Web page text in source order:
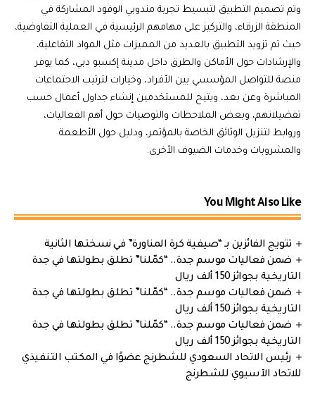
وتم تصميم التطبيق لتبسيط تجربة مندوبي الوفود المشاركة في
المنطقة الزرقاء، والتركيز على مهامهم الرئيسية في العملية التفاوضية،
حيث تم تزويد التطبيق بالعديد من المميزات مثل المواد التفاعلية،
والإرشادات حول الأماكن والطرق داخل مدينة إكسبو دبي، كما يوفر
منصة للتواصل المؤسسي بين الأفراد، وخيارات لترتيب الاجتماعات
المباشرة وعن بعد، ويتيح للمستخدمين إنشاء جداول أعمال حسب
تفضيلاتهم، وبعض الملاحظات والتوصيات حول أهم الفعاليات،
وروابط لتنزيل الوثائق الخاصة بالمؤتمر، ودليل حول الأطعمة
والمشروبات وخدمات الضيوف الأخرى.
You Might Also Like
تتويج الفائزين بـ “صيفية كرة المناورة” في نسختها الثانية
ضمن فعاليات موسم جدة.. “كمّلنا” تطلق بطولتها في جدة
التاريخية بجوائز 150 ألف ريال
ضمن فعاليات موسم جدة.. “كمّلنا” تطلق بطولتها في جدة
التاريخية بجوائز 150 ألف ريال
ضمن فعاليات موسم جدة.. “كمّلنا” تطلق بطولتها في جدة
التاريخية بجوائز 150 ألف ريال
رئيس الاتحاد السعودي للشطرنج عضوًا في المكتب التنفيذي
للاتحاد الآسيوي للشطرنج